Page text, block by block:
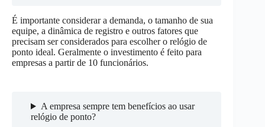
É importante considerar a demanda, o tamanho de sua
equipe, a dinâmica de registro e outros fatores que
precisam ser considerados para escolher o relógio de
ponto ideal. Geralmente o investimento é feito para
empresas a partir de 10 funcionários.
A empresa sempre tem benefícios ao usar
relógio de ponto?